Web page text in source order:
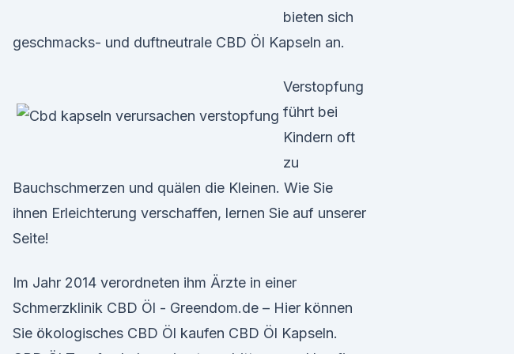
bieten sich
geschmacks- und duftneutrale CBD Öl Kapseln an.
Verstopfung
führt bei
Kindern oft
zu
Bauchschmerzen und quälen die Kleinen. Wie Sie
ihnen Erleichterung verschaffen, lernen Sie auf unserer
Seite!
Im Jahr 2014 verordneten ihm Ärzte in einer
Schmerzklinik CBD Öl - Greendom.de – Hier können
Sie ökologisches CBD Öl kaufen CBD Öl Kapseln.